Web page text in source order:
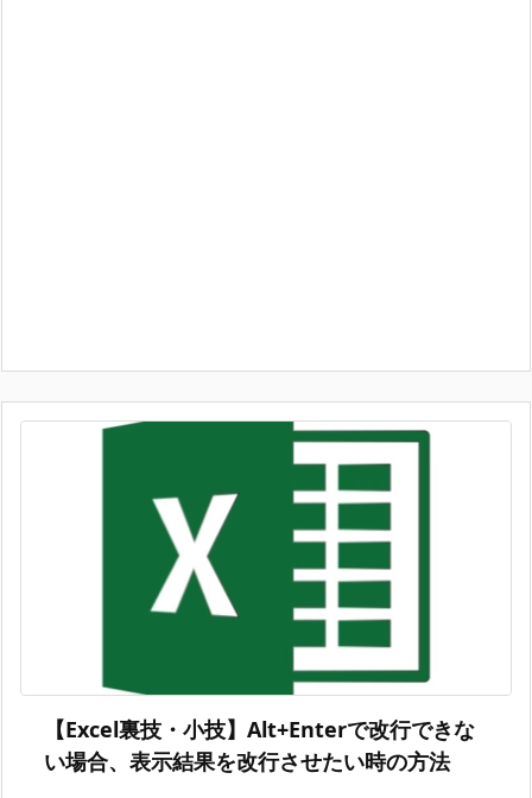
【Excel裏技・小技】Alt+Enterで改行できな
い場合、表示結果を改行させたい時の方法